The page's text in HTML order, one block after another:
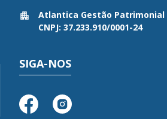
Atlantica Gestão Patrimonial
CNPJ: 37.233.910/0001-24
SIGA-NOS